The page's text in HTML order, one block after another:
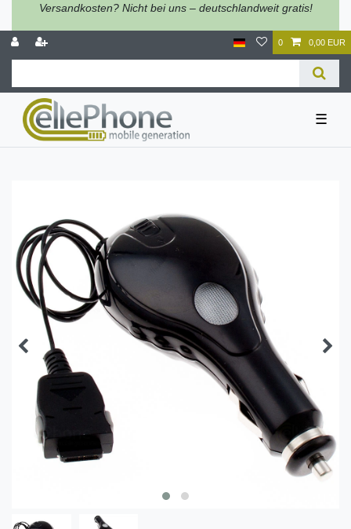
Versandkosten? Nicht bei uns – deutschlandweit gratis!
0 0,00 EUR
☰